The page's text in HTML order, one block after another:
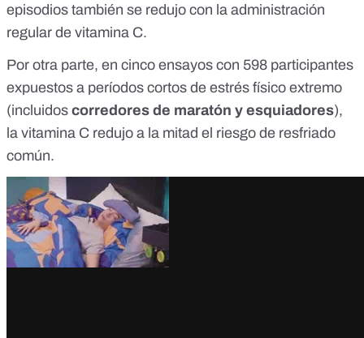
episodios también se redujo con la administración
regular de vitamina C.
Por otra parte, en cinco ensayos con 598 participantes
expuestos a períodos cortos de estrés físico extremo
(incluidos corredores de maratón y esquiadores),
la vitamina C redujo a la mitad el riesgo de resfriado
común.